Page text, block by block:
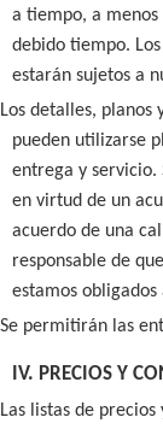
a tiempo, a
debido tiempo.
estarán sujetos a
Los detalles,
pueden utilizarse
entrega y
en virtud de un
acuerdo de una
responsable de
estamos
Se permitirán las
IV. PRECIOS Y
Las listas de